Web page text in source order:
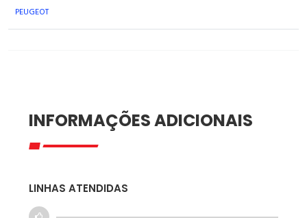
PEUGEOT
INFORMAÇÕES ADICIONAIS
LINHAS ATENDIDAS